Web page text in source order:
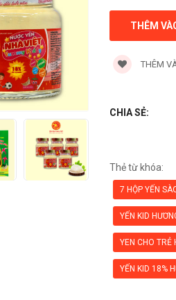
THÊM
CHIA SẺ:
Thẻ từ khóa:
7 HỘP YẾN
YẾN KID
YEN CHO TRẺ
YẾN KID 18%